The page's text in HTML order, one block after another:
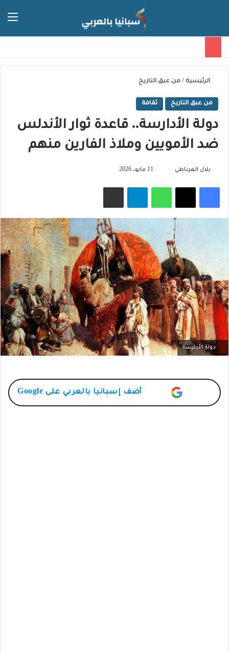
الرئيسية / من عبق التاريخ
من عبق التاريخ ثقافة
دولة الأدارسة.. قاعدة ثوار الأندلس
ضد الأمويين وملاذ الفارين منهم
بلال الغرناطي 11 مايو، 2026
فيسبوك‫X واتساب تيلقرام مشاركة عبر البريد
دولة الأدارسة
أضف إسبانيا بالعربي على Google